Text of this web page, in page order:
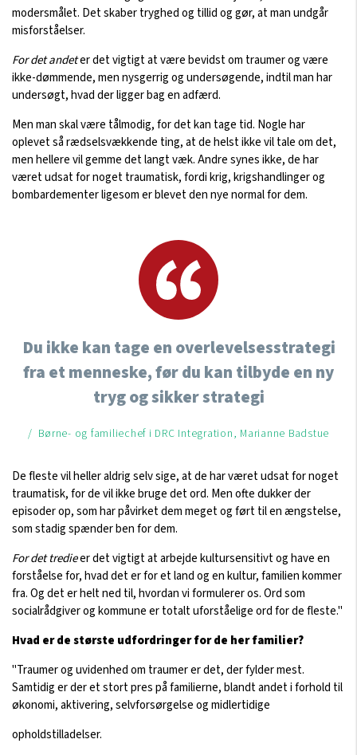
modersmålet. Det skaber tryghed og tillid og gør, at man undgår
misforståelser.
For det andeter det vigtigt at være bevidst om traumer og være
ikke-dømmende, men nysgerrig og undersøgende, indtil man har
undersøgt, hvad der ligger bag en adfærd.
Men man skal være tålmodig, for det kan tage tid. Nogle har
oplevet så rædselsvækkende ting, at de helst ikke vil tale om det,
men hellere vil gemme det langt væk. Andre synes ikke, de har
været udsat for noget traumatisk, fordi krig, krigshandlinger og
bombardementer ligesom er blevet den nye normal for dem.
Du ikke kan tage en overlevelsesstrategi
fra et menneske, før du kan tilbyde en ny
tryg og sikker strategi
/ Børne- og familiechef i DRC Integration, Marianne Badstue
De fleste vil heller aldrig selv sige, at de har været udsat for noget
traumatisk, for de vil ikke bruge det ord. Men ofte dukker der
episoder op, som har påvirket dem meget og ført til en ængstelse,
som stadig spænder ben for dem.
For det tredieer det vigtigt at arbejde kultursensitivt og have en
forståelse for, hvad det er for et land og en kultur, familien kommer
fra. Og det er helt ned til, hvordan vi formulerer os. Ord som
socialrådgiver og kommune er totalt uforståelige ord for de fleste."
Hvad er de største udfordringer for de her familier?
"Traumer og uvidenhed om traumer er det, der fylder mest.
Samtidig er der et stort pres på familierne, blandt andet i forhold til
økonomi, aktivering, selvforsørgelse og midlertidige
opholdstilladelser.